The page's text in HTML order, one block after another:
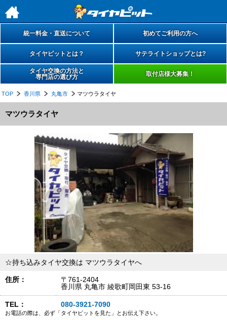
h
統一料金・直送について 初めてご利用の方へ
タイヤピットとは？ サテライトショップとは?
タイヤ交換の方法と
専門店の選び方
取付店様大募集！
TOP 香川県 丸亀市 マツウラタイヤ
マツウラタイヤ
☆持ち込みタイヤ交換は マツウラタイヤへ
住所：
〒761-2404
香川県 丸亀市 綾歌町岡田東 53-16
TEL： 080-3921-7090
お電話の際は、必ず「タイヤピットを見た」とお伝え下さい。